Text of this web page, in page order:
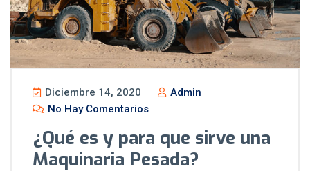
Diciembre 14, 2020
Admin
No Hay Comentarios
¿Qué es y para que sirve una
Maquinaria Pesada?